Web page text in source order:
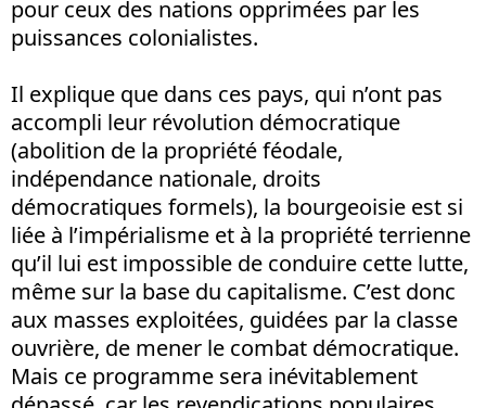
pour ceux des nations opprimées par les
puissances colonialistes.
Il explique que dans ces pays, qui n’ont pas
accompli leur révolution démocratique
(abolition de la propriété féodale,
indépendance nationale, droits
démocratiques formels), la bourgeoisie est si
liée à l’impérialisme et à la propriété terrienne
qu’il lui est impossible de conduire cette lutte,
même sur la base du capitalisme. C’est donc
aux masses exploitées, guidées par la classe
ouvrière, de mener le combat démocratique.
Mais ce programme sera inévitablement